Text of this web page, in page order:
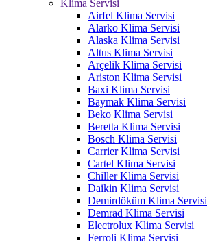
Klima Servisi
Airfel Klima Servisi
Alarko Klima Servisi
Alaska Klima Servisi
Altus Klima Servisi
Arçelik Klima Servisi
Ariston Klima Servisi
Baxi Klima Servisi
Baymak Klima Servisi
Beko Klima Servisi
Beretta Klima Servisi
Bosch Klima Servisi
Carrier Klima Servisi
Cartel Klima Servisi
Chiller Klima Servisi
Daikin Klima Servisi
Demirdöküm Klima Servisi
Demrad Klima Servisi
Electrolux Klima Servisi
Ferroli Klima Servisi